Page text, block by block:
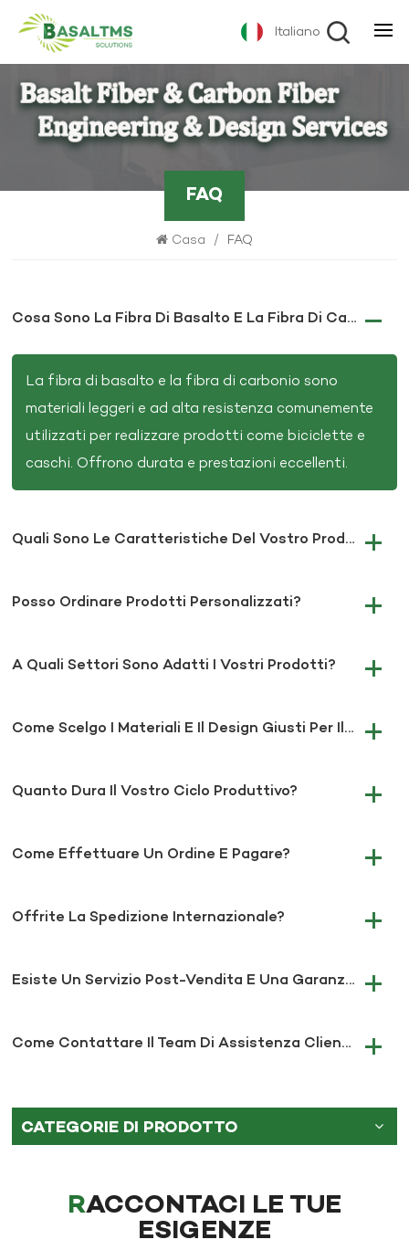
Italiano
FAQ
Casa / FAQ
Cosa Sono La Fibra Di Basalto E La Fibra Di Carbonio?
La fibra di basalto e la fibra di carbonio sono
materiali leggeri e ad alta resistenza comunemente
utilizzati per realizzare prodotti come biciclette e
caschi. Offrono durata e prestazioni eccellenti.
Quali Sono Le Caratteristiche Del Vostro Prodotto?
Posso Ordinare Prodotti Personalizzati?
A Quali Settori Sono Adatti I Vostri Prodotti?
Come Scelgo I Materiali E Il Design Giusti Per Il Mio Progetto?
Quanto Dura Il Vostro Ciclo Produttivo?
Come Effettuare Un Ordine E Pagare?
Offrite La Spedizione Internazionale?
Esiste Un Servizio Post-Vendita E Una Garanzia?
Come Contattare Il Team Di Assistenza Clienti?
CATEGORIE DI PRODOTTO
RACCONTACI LE TUE
ESIGENZE